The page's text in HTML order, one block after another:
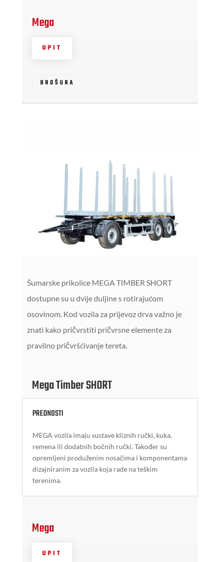
Mega
UPIT
BROŠURA
Šumarske prikolice MEGA TIMBER SHORT
dostupne su u dvije duljine s rotirajućom
osovinom. Kod vozila za prijevoz drva važno je
znati kako pričvrstiti pričvrsne elemente za
pravilno pričvršćivanje tereta.
Mega Timber SHORT
PREDNOSTI
MEGA vozila imaju sustave kliznih ručki, kuka,
remena ili dodatnih bočnih ručki. Također su
opremljeni produženim nosačima i komponentama
dizajniranim za vozila koja rade na teškim
terenima.
Mega
UPIT